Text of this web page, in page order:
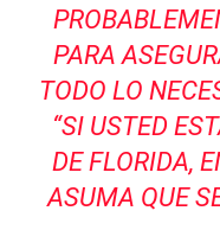
PARA
TODO LO
“SI USTED
DE FLORIDA,
ASUMA QUE